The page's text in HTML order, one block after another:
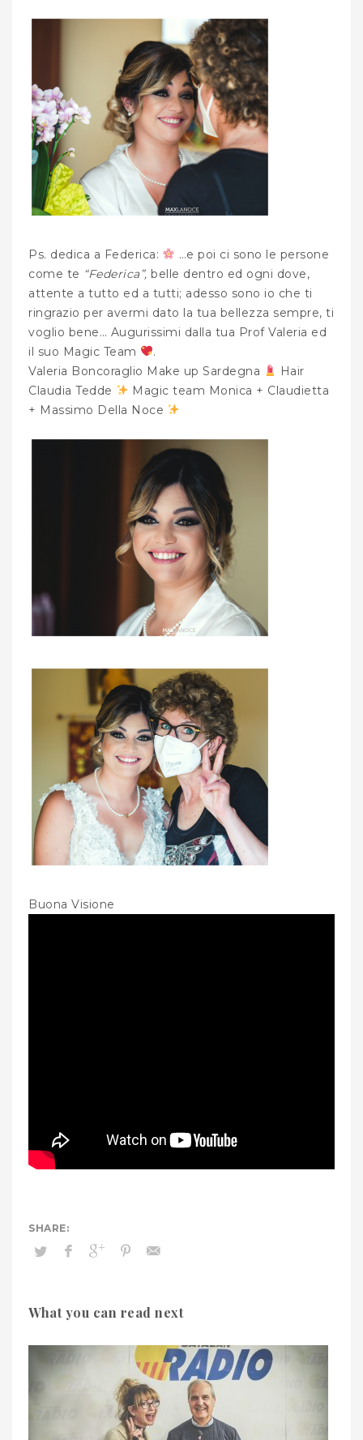
Ps. dedica a Federica:
…e poi ci sono le persone
come te “Federica”, belle dentro ed ogni dove,
attente a tutto ed a tutti; adesso sono io che ti
ringrazio per avermi dato la tua bellezza sempre, ti
voglio bene… Augurissimi dalla tua Prof Valeria ed
il suo Magic Team
.
Valeria Boncoraglio Make up Sardegna
Hair
Claudia Tedde
Magic team Monica + Claudietta
+ Massimo Della Noce
Buona Visione
What you can read next